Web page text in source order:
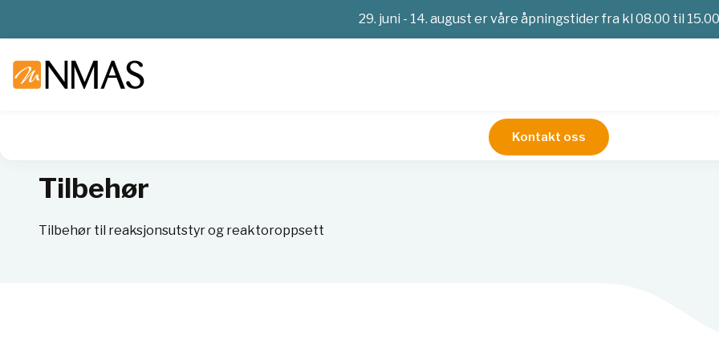
29. juni - 14. august er våre åpningstider fra kl 08.00 til 15.00
Kontakt oss
Tilbehør
Tilbehør til reaksjonsutstyr og reaktoroppsett